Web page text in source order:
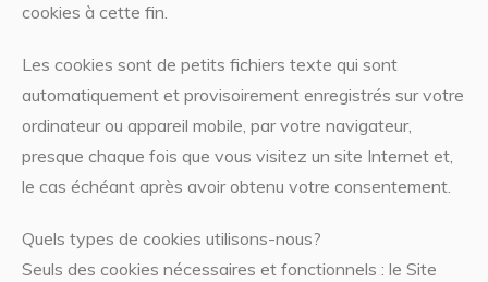
cookies à cette fin.
Les cookies sont de petits fichiers texte qui sont
automatiquement et provisoirement enregistrés sur votre
ordinateur ou appareil mobile, par votre navigateur,
presque chaque fois que vous visitez un site Internet et,
le cas échéant après avoir obtenu votre consentement.
Quels types de cookies utilisons-nous?
Seuls des cookies nécessaires et fonctionnels : le Site